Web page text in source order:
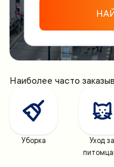
Наиболее часто
Уборка
Уход за